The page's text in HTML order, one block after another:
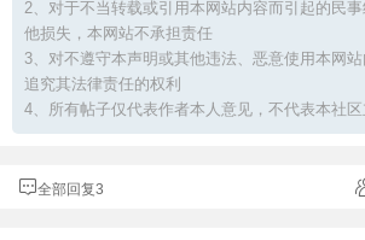
2、对于不当转载或引用本网站内容而引起的民
他损失，本网站不承担责任
3、对不遵守本声明或其他违法、恶意使用本网
追究其法律责任的权利
4、所有帖子仅代表作者本人意见，不代表本社区
全部回复3